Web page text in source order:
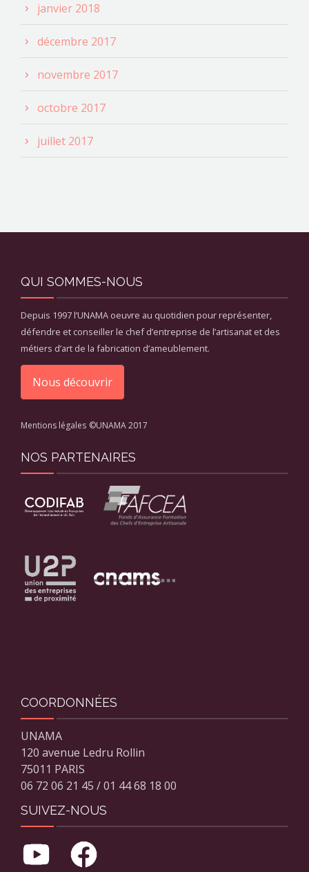
janvier 2018
décembre 2017
novembre 2017
octobre 2017
juillet 2017
QUI SOMMES-NOUS
Depuis 1997 l’UNAMA oeuvre au quotidien pour représenter,
défendre et conseiller le chef d’entreprise de l’artisanat et des
métiers d’art de la fabrication d’ameublement.
Nous découvrir
Mentions légales ©UNAMA 2017
NOS PARTENAIRES
COORDONNÉES
UNAMA
120 avenue Ledru Rollin
75011 PARIS
06 72 06 21 45 / 01 44 68 18 00
SUIVEZ-NOUS